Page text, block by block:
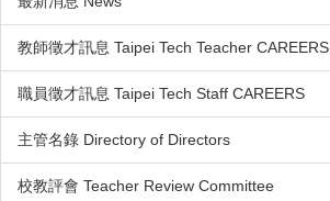
教師徵才訊息 Taipei Tech Teacher CAREERS
職員徵才訊息 Taipei Tech Staff CAREERS
主管名錄 Directory of Directors
校教評會 Teacher Review Committee